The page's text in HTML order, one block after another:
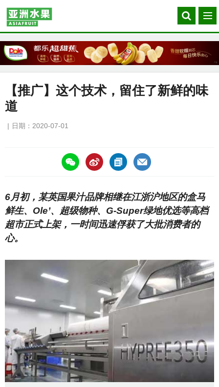
Search
our
菜
单
【推广】这个技术，留住了新鲜的味
道
日期：2020-07-01
https://asiafruitchina.net/19747.html
6月初，某英国果汁品牌相继在江浙沪地区的盒马
鲜生、Ole’、超级物种、G-Super绿地优选等高档
超市正式上架，一时间迅速俘获了大批消费者的
心。